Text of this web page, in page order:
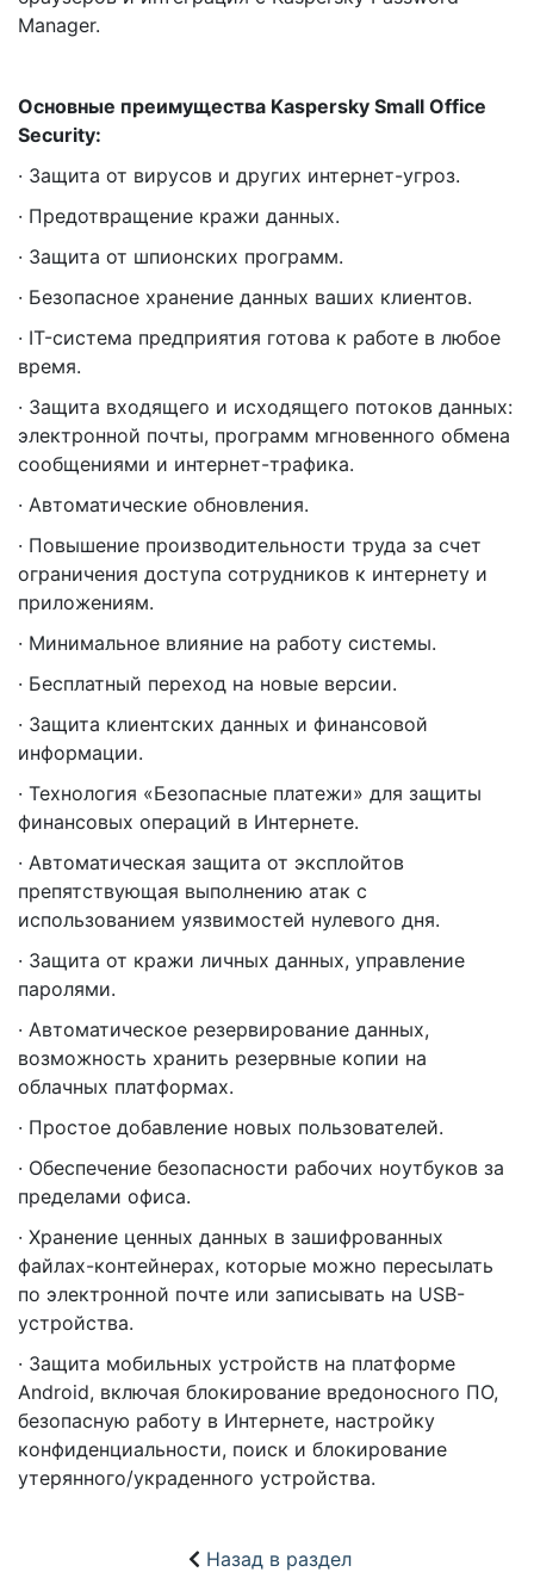
Manager.
Основные преимущества Kaspersky Small Office
Security:
· Защита от вирусов и других интернет-угроз.
· Предотвращение кражи данных.
· Защита от шпионских программ.
· Безопасное хранение данных ваших клиентов.
· IT-система предприятия готова к работе в любое
время.
· Защита входящего и исходящего потоков данных:
электронной почты, программ мгновенного обмена
сообщениями и интернет-трафика.
· Автоматические обновления.
· Повышение производительности труда за счет
ограничения доступа сотрудников к интернету и
приложениям.
· Минимальное влияние на работу системы.
· Бесплатный переход на новые версии.
· Защита клиентских данных и финансовой
информации.
· Технология «Безопасные платежи» для защиты
финансовых операций в Интернете.
· Автоматическая защита от эксплойтов
препятствующая выполнению атак с
использованием уязвимостей нулевого дня.
· Защита от кражи личных данных, управление
паролями.
· Автоматическое резервирование данных,
возможность хранить резервные копии на
облачных платформах.
· Простое добавление новых пользователей.
· Обеспечение безопасности рабочих ноутбуков за
пределами офиса.
· Хранение ценных данных в зашифрованных
файлах-контейнерах, которые можно пересылать
по электронной почте или записывать на USB-
устройства.
· Защита мобильных устройств на платформе
Android, включая блокирование вредоносного ПО,
безопасную работу в Интернете, настройку
конфиденциальности, поиск и блокирование
утерянного/украденного устройства.
Назад в раздел